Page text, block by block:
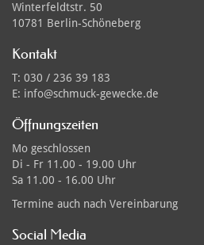
Winterfeldtstr. 50
10781 Berlin-Schöneberg
Kontakt
T: 030 / 236 39 183
E: info@schmuck-gewecke.de
Öffnungszeiten
Mo geschlossen
Di - Fr 11.00 - 19.00 Uhr
Sa 11.00 - 16.00 Uhr
Termine auch nach Vereinbarung
Social Media